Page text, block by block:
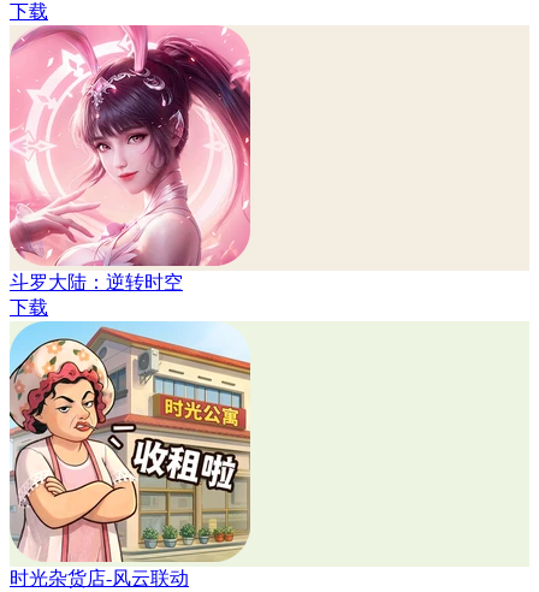
下载
斗罗大陆：逆转时空
下载
时光杂货店-风云联动